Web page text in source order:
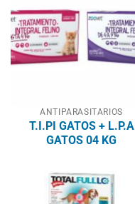
ANTIPARASITARIOS
T.I.PI GATOS + L.P.A
GATOS 04 KG